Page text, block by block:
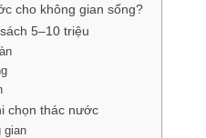
cho không gian sống?
5–10 triệu
chọn thác nước
gian